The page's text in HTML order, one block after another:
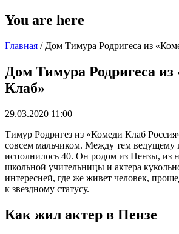
You are here
Главная / Дом Тимура Родригеса из
Дом Тимура Родригеса из
Клаб»
29.03.2020 11:00
Тимур Родригез из «Комеди Клаб
совсем мальчиком. Между тем ведущему
исполнилось 40. Он родом из Пензы, из
школьной учительницы и актера
интересней, где же живет человек,
к звездному статусу.
Как жил актер в Пензе